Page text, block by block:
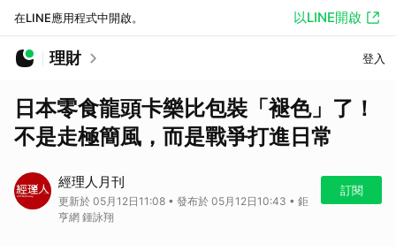
在LINE應用程式中開啟。 以LINE開啟
理財 登入
日本零食龍頭卡樂比包裝「褪色」了！
不是走極簡風，而是戰爭打進日常
經理人月刊
更新於 05月12日11:08 • 發布於 05月12日10:43 • 鉅
亨網 鍾詠翔
訂閱